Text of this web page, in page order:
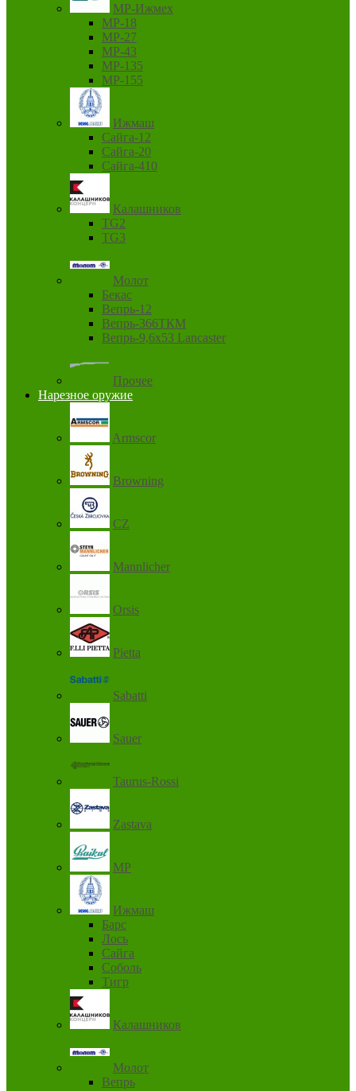
MP-Ижмех
MP-18
MP-27
MP-43
MP-135
MP-155
Ижмаш
Сайга-12
Сайга-20
Сайга-410
Калашников
TG2
TG3
Молот
Бекас
Вепрь-12
Вепрь-366ТКМ
Вепрь-9,6х53 Lancaster
Прочее
Нарезное оружие
Armscor
Browning
CZ
Mannlicher
Orsis
Pietta
Sabatti
Sauer
Taurus-Rossi
Zastava
MP
Ижмаш
Барс
Лось
Сайга
Соболь
Тигр
Калашников
Молот
Вепрь